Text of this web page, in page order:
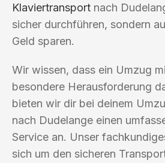
Klaviertransport nach
sicher durchführen, sondern
Geld sparen.
Wir wissen, dass ein Umzug
besondere Herausforderung
bieten wir dir bei deinem
nach Dudelange einen
Service an. Unser
sich um den sicheren